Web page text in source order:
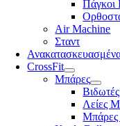
Πάγκοι
Air Machine
Σταντ
CrossFit
Μπάρες
Λείες